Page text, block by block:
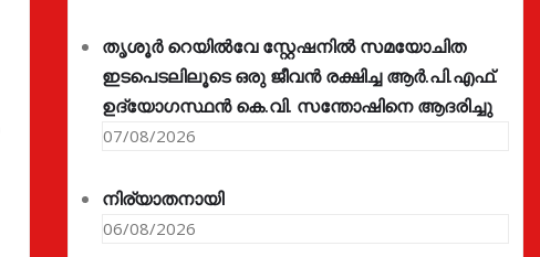
തൃശൂർ റെയിൽവേ സ്റ്റേഷനിൽ സമയോചിത
ഇടപെടലിലൂടെ ഒരു ജീവൻ രക്ഷിച്ച ആർ.പി.എഫ്.
ഉദ്യോഗസ്ഥൻ കെ.വി. സന്തോഷിനെ ആദരിച്ചു
07/08/2026
നിര്യാതനായി
06/08/2026